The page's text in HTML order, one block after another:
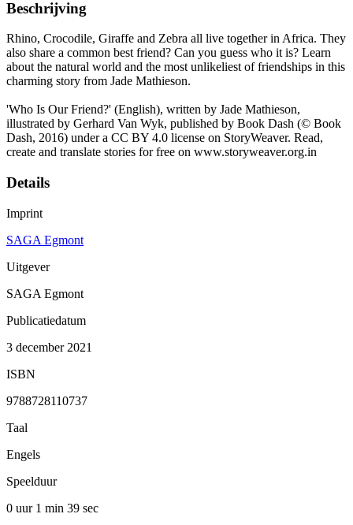
Beschrijving
Rhino, Crocodile, Giraffe and Zebra all live together in Africa. They
also share a common best friend? Can you guess who it is? Learn
about the natural world and the most unlikeliest of friendships in this
charming story from Jade Mathieson.
'Who Is Our Friend?' (English), written by Jade Mathieson,
illustrated by Gerhard Van Wyk, published by Book Dash (© Book
Dash, 2016) under a CC BY 4.0 license on StoryWeaver. Read,
create and translate stories for free on www.storyweaver.org.in
Details
Imprint
SAGA Egmont
Uitgever
SAGA Egmont
Publicatiedatum
3 december 2021
ISBN
9788728110737
Taal
Engels
Speelduur
0 uur 1 min 39 sec